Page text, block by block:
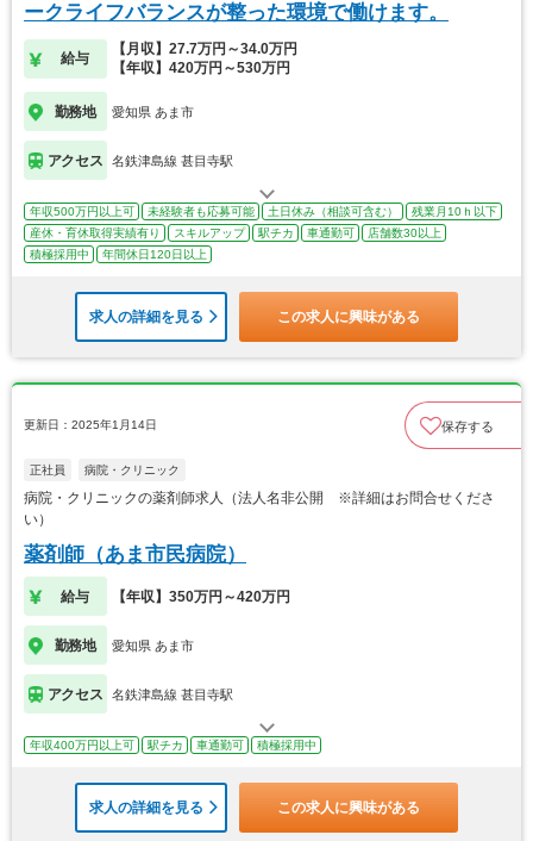
ークライフバランスが整った環境で働けます。
給与
【月収】27.7万円～34.0万円
【年収】420万円～530万円
勤務地 愛知県 あま市
アクセス 名鉄津島線 甚目寺駅
年収500万円以上可 未経験者も応募可能 土日休み（相談可含む）
残業月10ｈ以下
産休・育休取得実績有り
スキルアップ 駅チカ 車通勤可
店舗数30以上
積極採用中
年間休日120日以上
求人の詳細を見る この求人に興味がある
更新日：2025年1月14日 保存する
正社員 病院・クリニック
病院・クリニックの薬剤師求人（法人名非公開 ※詳細はお問合せくださ
い）
薬剤師（あま市民病院）
給与 【年収】350万円～420万円
勤務地 愛知県 あま市
アクセス 名鉄津島線 甚目寺駅
年収400万円以上可 駅チカ 車通勤可 積極採用中
求人の詳細を見る この求人に興味がある